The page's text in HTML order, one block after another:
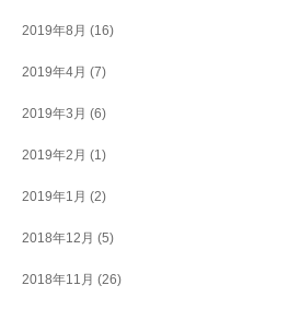
2019年8月 (16)
2019年4月 (7)
2019年3月 (6)
2019年2月 (1)
2019年1月 (2)
2018年12月 (5)
2018年11月 (26)